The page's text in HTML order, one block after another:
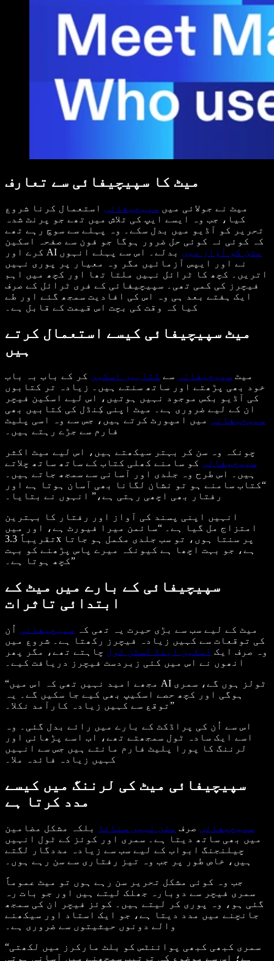
میٹ کا سپیچیفائی سے تعارف
میٹ نے جولائی میں سپیچیفائی استعمال کرنا شروع
کیا، جب وہ ایسے ایپ کی تلاش میں تھے جو پرنٹ شدہ
تحریر کو آڈیو میں بدل سکے۔ وہ پہلے سے سوچ رہے تھے
کہ کوئی نہ کوئی حل ضرور ہوگا جو فون سے صفحہ اسکین
کرے اور AI
متن کو آواز میں بدلے۔ اس سے پہلے انہوں
نے اور ایپس آزمائیں مگر وہ معیار پر پوری نہیں
اتریں۔ کچھ کا ٹرائل نہیں ملتا تھا اور کچھ میں اہم
فیچرز کی کمی تھی۔ سپیچیفائی کے فری ٹرائل کے صرف
ایک ہفتے بعد ہی وہ اس کی افادیت سمجھ گئے اور طے
کیا کہ وقت کی بچت اس قیمت کے قابل ہے۔
میٹ سپیچیفائی کیسے استعمال کرتے
ہیں
میٹ سپیچیفائی سے کتابیں اسکین کر کے باب بہ باب
خود بھی پڑھتے اور ساتھ سنتے ہیں۔ زیادہ تر کتابوں
کی آڈیو بکس موجود نہیں ہوتیں، اس لیے اسکین فیچر
ان کے لیے ضروری ہے۔ میٹ اپنی کِنڈل کی کتابیں بھی
سپیچیفائی میں امپورٹ کرتے ہیں، جس سے وہ اسی پلیٹ
فارم سے جڑے رہتے ہیں۔
چونکہ وہ سن کر بہتر سیکھتے ہیں، اس لیے میٹ اکثر
سپیچیفائی کو سامنے کھلی کتاب کے ساتھ ساتھ چلاتے
ہیں۔ اس طرح وہ جلدی اور آسانی سے سمجھ جاتے ہیں۔
“کتاب سامنے ہو تو نشان لگانا بھی آسان ہوتا ہے اور
رفتار بھی اچھی رہتی ہے،” انہوں نے بتایا۔
انہیں اپنی پسند کی آواز اور رفتار کا بہترین
امتزاج مل گیا ہے۔ “سائمن میرا فیورٹ ہے، اور میں
تقریباً 3.3x پر سنتا ہوں، تو سب جلدی مکمل ہو جاتا
ہے، جو بہت اچھا ہے کیونکہ میرے پاس پڑھنے کو بہت
کچھ ہوتا ہے۔”
سپیچیفائی کے بارے میں میٹ کے
ابتدائی تاثرات
میٹ کے لیے سب سے بڑی حیرت یہ تھی کہ سپیچیفائی اُن
کی توقعات سے کہیں زیادہ فیچرز رکھتا ہے۔ شروع میں
وہ صرف ایک اسکین اینڈ لسٹن ٹول چاہتے تھے، مگر پھر
انھوں نے اس میں کئی زبردست فیچرز دریافت کیے۔
“مجھے امید نہیں تھی کہ اس میں AI ٹولز ہوں گے، سمری
ہوگی اور کچھ حصے اسکیپ بھی کیے جا سکیں گے۔ یہ
توقع سے کہیں زیادہ کارآمد نکلا۔”
اس سے اُن کی پراڈکٹ کے بارے میں رائے بدل گئی۔ وہ
اسے ایک سادہ ٹول سمجھتے تھے، اب اسے پڑھائی اور
لرننگ کا پورا پلیٹ فارم مانتے ہیں جس سے انہیں
کہیں زیادہ فائدہ ملا۔
سپیچیفائی میٹ کی لرننگ میں کیسے
مدد کرتا ہے
سپیچیفائی صرف متن نہیں سناتا
بلکہ مشکل مضامین
میں بھی ساتھ دیتا ہے۔ سمری اور کوئز کے ٹول انہیں
چیلنجنگ ابواب کے لیے سب سے زیادہ مددگار لگتے
ہیں، خاص طور پر جب وہ تیز رفتاری سے سن رہے ہوں۔
جب وہ کوئی مشکل تحریر سن رہے ہوں تو میٹ عموماً
سمری فیچر سے دوبارہ جھلک لیتے ہیں اور جو بات رہ
گئی ہو، وہ پوری کر لیتے ہیں۔ کوئز فیچر ان کی سمجھ
جانچنے میں مدد دیتا ہے، جو ایک استاد اور سیکھنے
والے دونوں حیثیتوں سے ضروری ہے۔
“سمری کبھی کبھی پوائنٹس کو بلٹ مارکرز میں لکھتی
ہے؛ اس سے موضوع کی ترتیب سمجھنے میں آسانی ہوتی